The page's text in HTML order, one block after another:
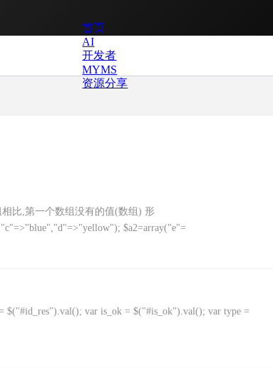
首页
AI
开发者
MYMS
资源分享
比,第一个数组没有的值(数组) 形
$a2=array("e"=
var is_ok = $("#is_ok").val(); var type =